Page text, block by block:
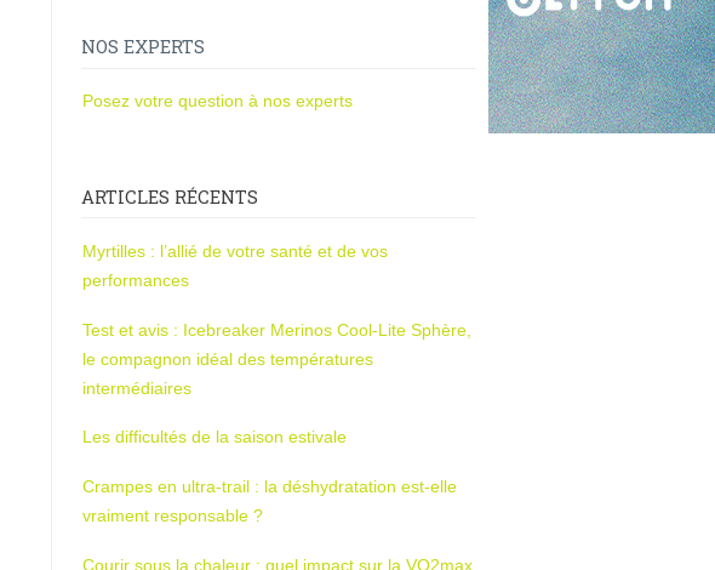
NOS EXPERTS
Posez votre question à nos experts
ARTICLES RÉCENTS
Myrtilles : l’allié de votre santé et de vos
performances
Test et avis : Icebreaker Merinos Cool-Lite Sphère,
le compagnon idéal des températures
intermédiaires
Les difficultés de la saison estivale
Crampes en ultra-trail : la déshydratation est-elle
vraiment responsable ?
Courir sous la chaleur : quel impact sur la VO2max